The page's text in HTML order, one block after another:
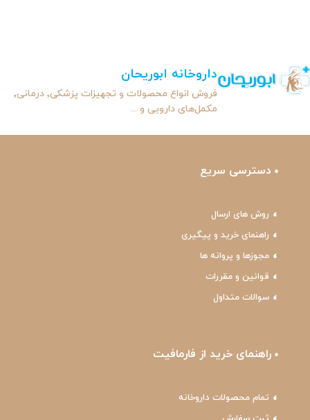
داروخانه ابوریحان
فروش انواع محصولات و تجهیزات پزشکی٬ درمانی٬
مکمل‌های دارویی و ...
دسترسی سریع
روش های ارسال
راهنمای خرید و پیگیری
مجوزها و پروانه ها
قوانین و مقررات
سوالات متداول
راهنمای خرید از فارمافیت
تمام محصولات داروخانه